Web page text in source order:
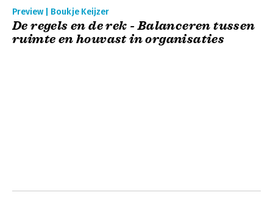
Preview | Boukje Keijzer
De regels en de rek - Balanceren tussen
ruimte en houvast in organisaties